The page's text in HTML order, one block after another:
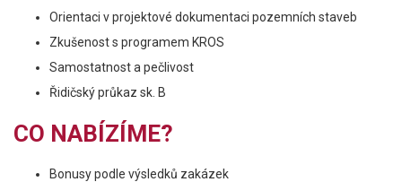
Orientaci v projektové dokumentaci pozemních staveb
Zkušenost s programem KROS
Samostatnost a pečlivost
Řidičský průkaz sk. B
CO NABÍZÍME?
Bonusy podle výsledků zakázek